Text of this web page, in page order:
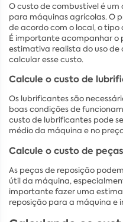
O custo de combustível é
para máquinas agrícolas. O
de acordo com o local, o
É importante acompanhar o
estimativa realista do uso
calcular esse custo.
Calcule o custo de
Os lubrificantes são
boas condições de
custo de lubrificantes pode
médio da máquina e no
Calcule o custo de
As peças de reposição
útil da máquina,
importante fazer uma
reposição para a máquina e